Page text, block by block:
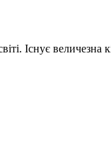
Існує величезна